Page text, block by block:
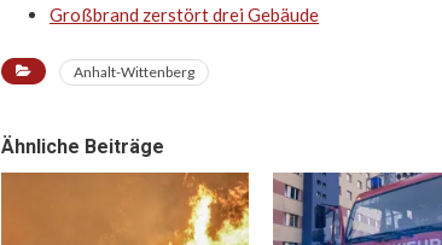
Großbrand zerstört drei Gebäude
Anhalt-Wittenberg
Ähnliche Beiträge